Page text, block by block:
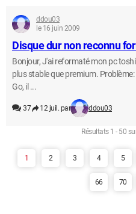
ddou03
le 16 juin 2009
Disque dur non reconnu
Bonjour, J'ai reformaté mon pc
plus stable que premium.
Go, il ...
37 12 juil. par ddou03
Résultats 1 - 50
1 2 3 4 5
66 70